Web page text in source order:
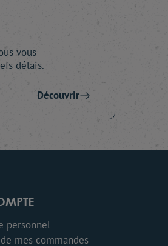
vous
délais.
Découvrir
personnel
mes commandes